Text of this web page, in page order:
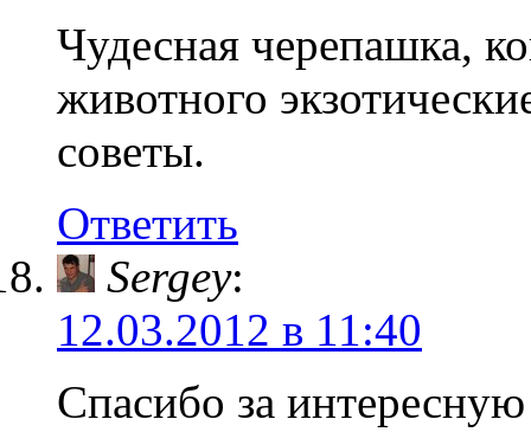
Чудесная черепашка,
животного
советы.
Ответить
Sergey:
12.03.2012 в 11:40
Спасибо за